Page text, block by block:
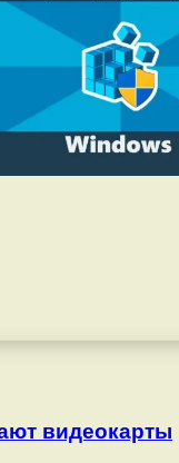
видеокарты